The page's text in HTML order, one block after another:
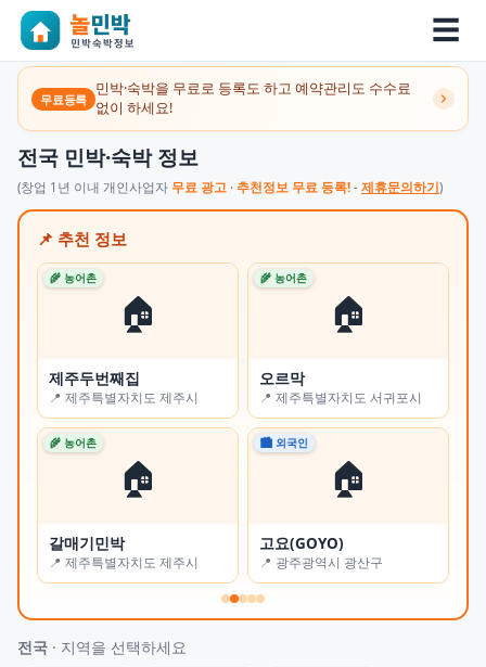
☰
무료등록
민박·숙박을 무료로 등록도 하고 예약관리도 수수료
없이 하세요!
전국 민박·숙박 정보
(창업 1년 이내 개인사업자 무료 광고 · 추천정보 무료 등록! - 제휴문의하기)
📌 추천 정보
🏠
🌾 농어촌
제주두번째집
📍 제주특별자치도 제주시
🏠
🌾 농어촌
오르막
📍 제주특별자치도 서귀포시
🏠
🌾 농어촌
갈매기민박
📍 제주특별자치도 제주시
🏠
🏙 외국인
고요(GOYO)
📍 광주광역시 광산구
전국 · 지역을 선택하세요